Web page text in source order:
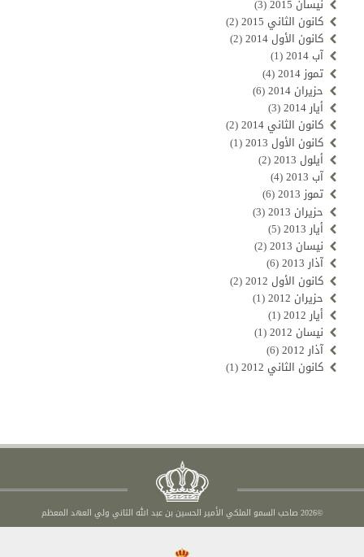
نيسان 2015
(3)
كانون الثاني 2015
(2)
كانون الأول 2014
(2)
آب 2014
(1)
تموز 2014
(4)
حزيران 2014
(6)
أيار 2014
(3)
كانون الثاني 2014
(2)
كانون الأول 2013
(1)
أيلول 2013
(2)
آب 2013
(4)
تموز 2013
(6)
حزيران 2013
(3)
أيار 2013
(5)
نيسان 2013
(2)
آذار 2013
(6)
كانون الأول 2012
(2)
حزيران 2012
(1)
أيار 2012
(1)
نيسان 2012
(1)
آذار 2012
(6)
كانون الثاني 2012
(1)
©2026 صاحب السمو الملكي الأمير الحسين بن عبد الله الثاني ولي العهد المعظم